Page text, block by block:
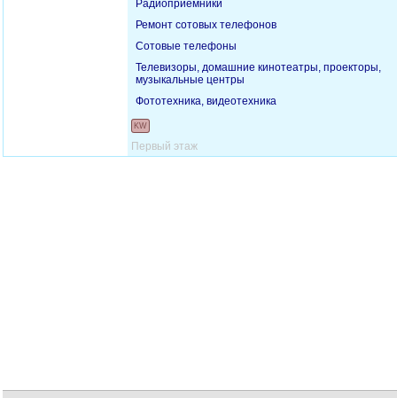
Радиоприемники
Ремонт сотовых телефонов
Сотовые телефоны
Телевизоры, домашние кинотеатры, проекторы,
музыкальные центры
Фототехника, видеотехника
KW
Первый этаж